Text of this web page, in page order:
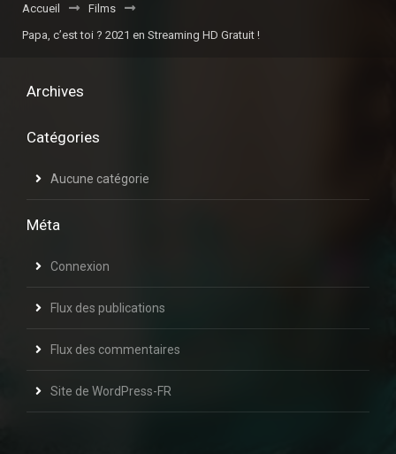
Accueil
Films
Papa, c’est toi ? 2021 en Streaming HD Gratuit !
Archives
Catégories
Aucune catégorie
Méta
Connexion
Flux des publications
Flux des commentaires
Site de WordPress-FR